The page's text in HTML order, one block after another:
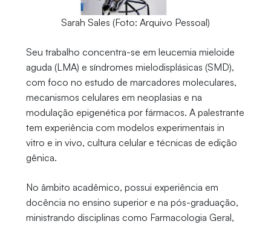
Sarah Sales (Foto: Arquivo Pessoal)
Seu trabalho concentra-se em leucemia mieloide
aguda (LMA) e síndromes mielodisplásicas (SMD),
com foco no estudo de marcadores moleculares,
mecanismos celulares em neoplasias e na
modulação epigenética por fármacos. A palestrante
tem experiência com modelos experimentais in
vitro e in vivo, cultura celular e técnicas de edição
gênica.
No âmbito acadêmico, possui experiência em
docência no ensino superior e na pós-graduação,
ministrando disciplinas como Farmacologia Geral,